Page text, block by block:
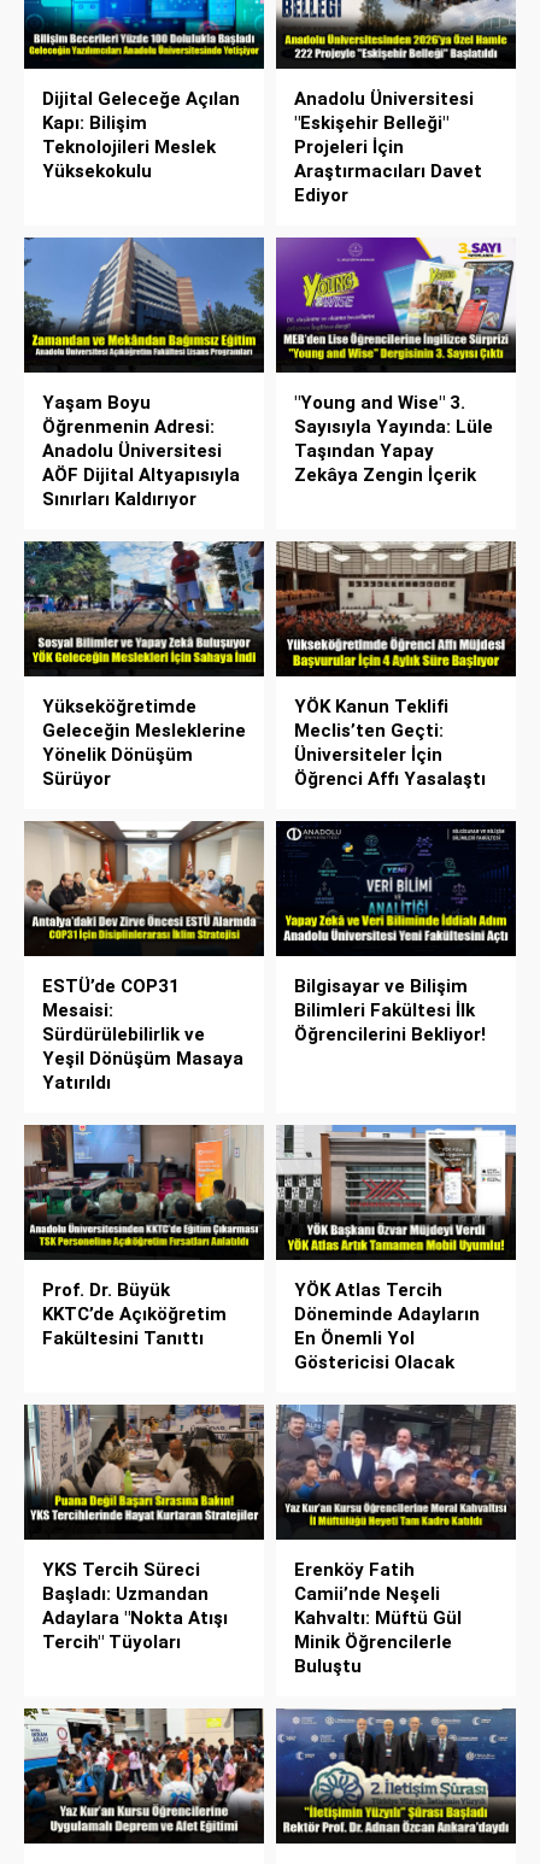
Dijital Geleceğe Açılan
Kapı: Bilişim
Teknolojileri Meslek
Yüksekokulu
Anadolu Üniversitesi
"Eskişehir Belleği"
Projeleri İçin
Araştırmacıları Davet
Ediyor
Yaşam Boyu
Öğrenmenin Adresi:
Anadolu Üniversitesi
AÖF Dijital Altyapısıyla
Sınırları Kaldırıyor
"Young and Wise" 3.
Sayısıyla Yayında: Lüle
Taşından Yapay
Zekâya Zengin İçerik
Yükseköğretimde
Geleceğin Mesleklerine
Yönelik Dönüşüm
Sürüyor
YÖK Kanun Teklifi
Meclis’ten Geçti:
Üniversiteler İçin
Öğrenci Affı Yasalaştı
ESTÜ’de COP31
Mesaisi:
Sürdürülebilirlik ve
Yeşil Dönüşüm Masaya
Yatırıldı
Bilgisayar ve Bilişim
Bilimleri Fakültesi İlk
Öğrencilerini Bekliyor!
Prof. Dr. Büyük
KKTC’de Açıköğretim
Fakültesini Tanıttı
YÖK Atlas Tercih
Döneminde Adayların
En Önemli Yol
Göstericisi Olacak
YKS Tercih Süreci
Başladı: Uzmandan
Adaylara "Nokta Atışı
Tercih" Tüyoları
Erenköy Fatih
Camii’nde Neşeli
Kahvaltı: Müftü Gül
Minik Öğrencilerle
Buluştu